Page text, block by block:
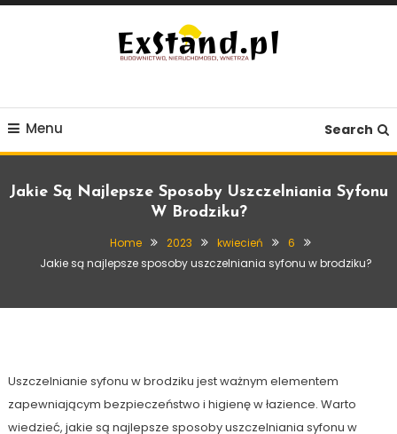
Skip
Menu Search
Jakie Są Najlepsze Sposoby Uszczelniania Syfonu
W Brodziku?
Home 2023 kwiecień
6
Jakie są najlepsze sposoby uszczelniania syfonu w brodziku?
6 kwietnia, 2023
Exstand
Uszczelnianie syfonu w brodziku jest ważnym elementem
zapewniającym bezpieczeństwo i higienę w łazience. Warto
wiedzieć, jakie są najlepsze sposoby uszczelniania syfonu w